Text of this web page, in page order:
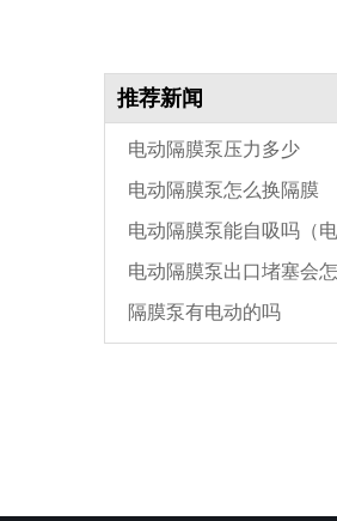
推荐新闻
电动隔膜泵压力多少
电动隔膜泵怎么换隔膜
电动隔膜泵能自吸吗（
电动隔膜泵出口堵塞会
隔膜泵有电动的吗